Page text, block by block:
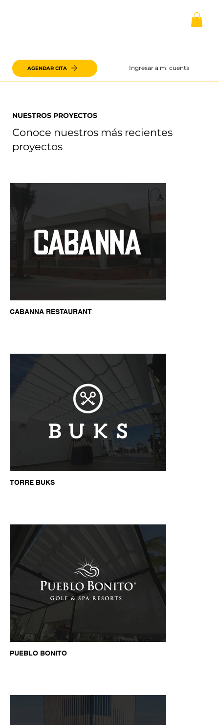
Ingresar a mi cuenta
AGENDAR CITA
Conoce nuestros más recientes
proyectos
NUESTROS PROYECTOS
CABANNA RESTAURANT
TORRE BUKS
PUEBLO BONITO